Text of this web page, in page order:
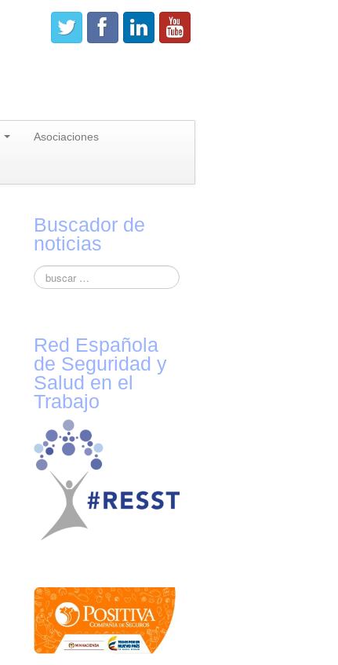
Asociaciones
Buscador de
noticias
Red Española
de Seguridad y
Salud en el
Trabajo